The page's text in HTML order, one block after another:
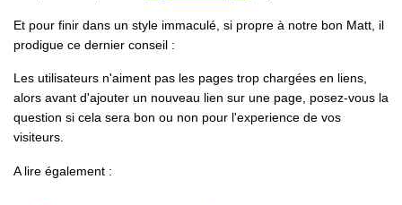
Et pour finir dans un style immaculé, si propre à notre bon Matt, il
prodigue ce dernier conseil :
Les utilisateurs n'aiment pas les pages trop chargées en liens,
alors avant d'ajouter un nouveau lien sur une page, posez-vous la
question si cela sera bon ou non pour l'experience de vos
visiteurs
A lire également :